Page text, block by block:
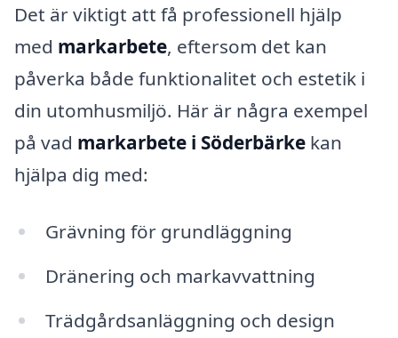
Det är viktigt att få professionell hjälp
med markarbete, eftersom det kan
påverka både funktionalitet och estetik i
din utomhusmiljö. Här är några exempel
på vad markarbete i Söderbärke kan
hjälpa dig med:
Grävning för grundläggning
Dränering och markavvattning
Trädgårdsanläggning och design